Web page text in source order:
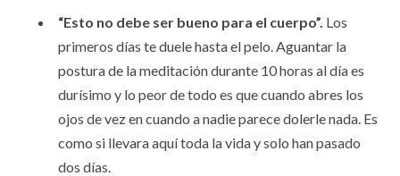
“Esto no debe ser bueno para el cuerpo”. Los
primeros días te duele hasta el pelo. Aguantar la
postura de la meditación durante 10 horas al día es
durísimo y lo peor de todo es que cuando abres los
ojos de vez en cuando a nadie parece dolerle nada. Es
como si llevara aquí toda la vida y solo han pasado
dos días.